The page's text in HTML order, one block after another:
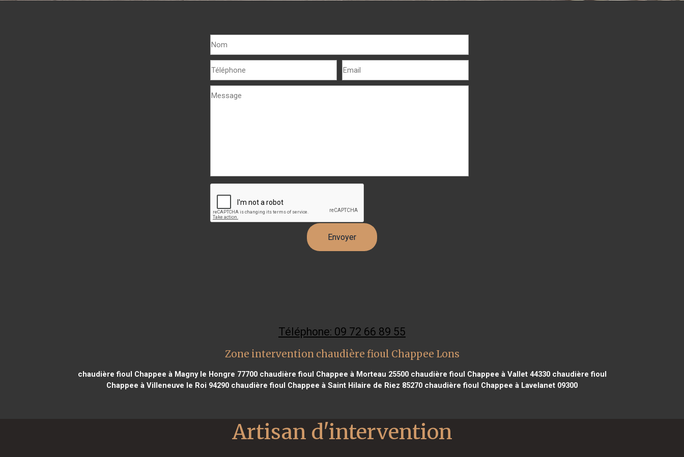
Téléphone: 09 72 66 89 55
Zone intervention chaudière fioul Chappee Lons
chaudière fioul Chappee à Magny le Hongre 77700chaudière fioul Chappee à Morteau 25500chaudière fioul Chappee à Vallet 44330chaudière fioul
Chappee à Villeneuve le Roi 94290 chaudière fioul Chappee à Saint Hilaire de Riez 85270 chaudière fioul Chappee à Lavelanet 09300
Artisan d'intervention